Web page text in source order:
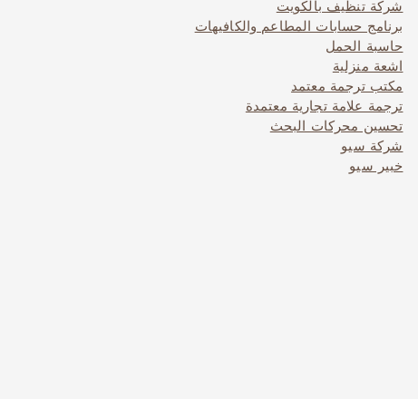
شركة تنظيف بالكويت
برنامج حسابات المطاعم والكافيهات
حاسبة الحمل
اشعة منزلية
مكتب ترجمة معتمد
ترجمة علامة تجارية معتمدة
تحسين محركات البحث
شركة سيو
خبير سيو